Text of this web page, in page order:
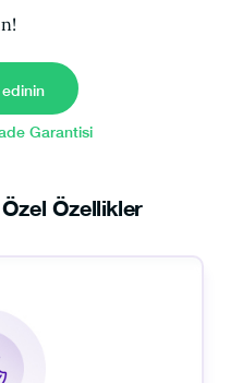
edinin
Garantisi
Özellikler